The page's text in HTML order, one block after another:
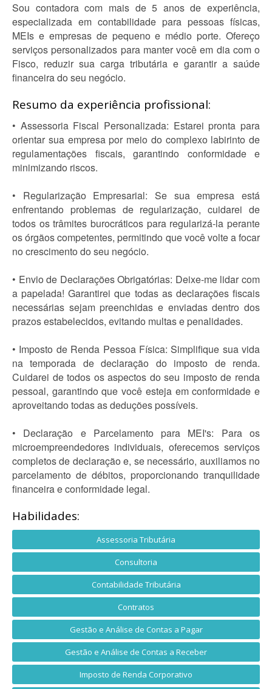
Sou contadora com mais de 5 anos de experiência,
especializada em contabilidade para pessoas físicas,
MEIs e empresas de pequeno e médio porte. Ofereço
serviços personalizados para manter você em dia com o
Fisco, reduzir sua carga tributária e garantir a saúde
financeira do seu negócio.
Resumo da experiência profissional:
• Assessoria Fiscal Personalizada: Estarei pronta para
orientar sua empresa por meio do complexo labirinto de
regulamentações fiscais, garantindo conformidade e
minimizando riscos.
• Regularização Empresarial: Se sua empresa está
enfrentando problemas de regularização, cuidarei de
todos os trâmites burocráticos para regularizá-la perante
os órgãos competentes, permitindo que você volte a focar
no crescimento do seu negócio.
• Envio de Declarações Obrigatórias: Deixe-me lidar com
a papelada! Garantirei que todas as declarações fiscais
necessárias sejam preenchidas e enviadas dentro dos
prazos estabelecidos, evitando multas e penalidades.
• Imposto de Renda Pessoa Física: Simplifique sua vida
na temporada de declaração do imposto de renda.
Cuidarei de todos os aspectos do seu imposto de renda
pessoal, garantindo que você esteja em conformidade e
aproveitando todas as deduções possíveis.
• Declaração e Parcelamento para MEI's: Para os
microempreendedores individuais, oferecemos serviços
completos de declaração e, se necessário, auxiliamos no
parcelamento de débitos, proporcionando tranquilidade
financeira e conformidade legal.
Habilidades:
Assessoria Tributária
Consultoria
Contabilidade Tributária
Contratos
Gestão e Análise de Contas a Pagar
Gestão e Análise de Contas a Receber
Imposto de Renda Corporativo